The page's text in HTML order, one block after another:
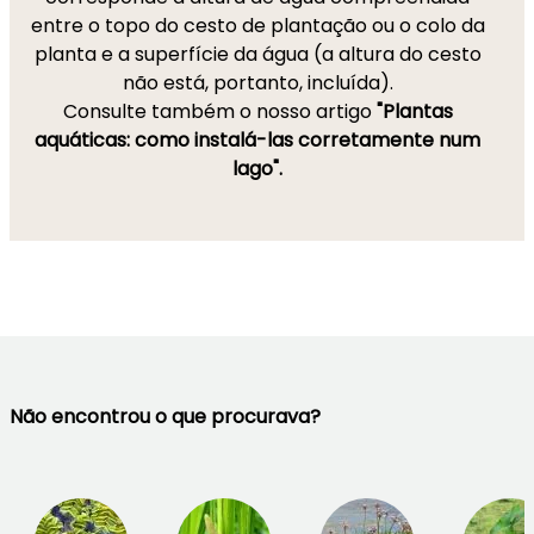
entre o topo do cesto de plantação ou o colo da
planta e a superfície da água (a altura do cesto
não está, portanto, incluída).
Consulte também o nosso artigo"Plantas
aquáticas: como instalá-las corretamente num
lago".
Não encontrou o que procurava?